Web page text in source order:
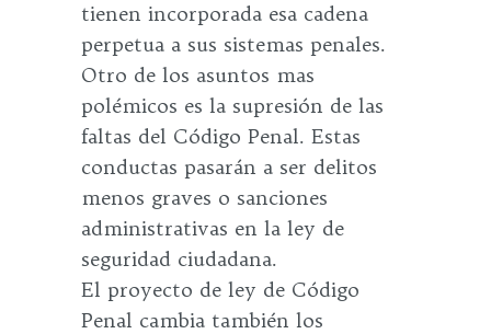
tienen incorporada esa cadena
perpetua a sus sistemas penales.
Otro de los asuntos mas
polémicos es la supresión de las
faltas del Código Penal. Estas
conductas pasarán a ser delitos
menos graves o sanciones
administrativas en la ley de
seguridad ciudadana.
El proyecto de ley de Código
Penal cambia también los